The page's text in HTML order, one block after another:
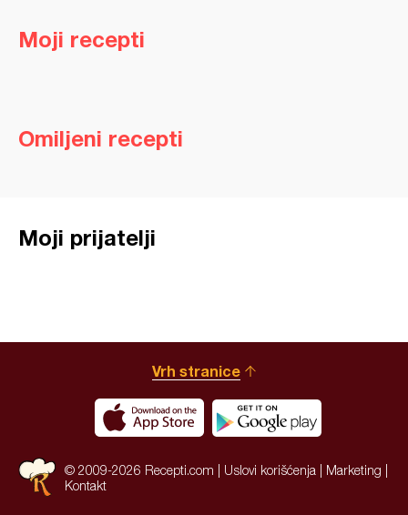
Moji recepti
Omiljeni recepti
Moji prijatelji
Vrh stranice
© 2009-2026 Recepti.com | Uslovi korišćenja Marketing
Kontakt